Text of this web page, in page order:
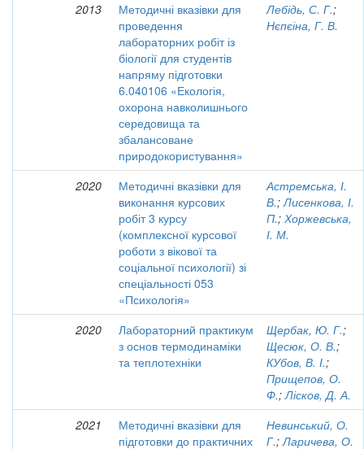
2013
Методичні вказівки для
проведення
лабораторних робіт із
біології для студентів
напряму підготовки
6.040106 «Екологія,
охорона навколишнього
середовища та
збалансоване
природокористування»
Лебідь, С. Г.;
Нєпєіна, Г. В.
2020
Методичні вказівки для
виконання курсових
робіт 3 курсу
(комплексної курсової
роботи з вікової та
соціальної психології) зі
спеціальності 053
«Психологія»
Астремська, І.
В.;Лисенкова, І.
П.; Хоржевська,
І. М.
2020
Лабораторний практикум
з основ термодинаміки
та теплотехніки
Щербак, Ю. Г.;
Щесюк, О. В.;
КУбов, В. І.;
Прищепов, О.
Ф.;Лісков, Д. А.
2021
Методичні вказівки для
підготовки до практичних
Невинський, О.
Г.;Ларичева, О.